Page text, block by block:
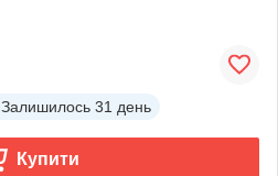
Залишилось 31 день
Купити